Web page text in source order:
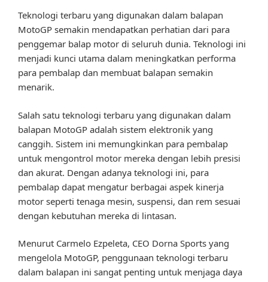
Teknologi terbaru yang digunakan dalam balapan
MotoGP semakin mendapatkan perhatian dari para
penggemar balap motor di seluruh dunia. Teknologi ini
menjadi kunci utama dalam meningkatkan performa
para pembalap dan membuat balapan semakin
menarik.
Salah satu teknologi terbaru yang digunakan dalam
balapan MotoGP adalah sistem elektronik yang
canggih. Sistem ini memungkinkan para pembalap
untuk mengontrol motor mereka dengan lebih presisi
dan akurat. Dengan adanya teknologi ini, para
pembalap dapat mengatur berbagai aspek kinerja
motor seperti tenaga mesin, suspensi, dan rem sesuai
dengan kebutuhan mereka di lintasan.
Menurut Carmelo Ezpeleta, CEO Dorna Sports yang
mengelola MotoGP, penggunaan teknologi terbaru
dalam balapan ini sangat penting untuk menjaga daya